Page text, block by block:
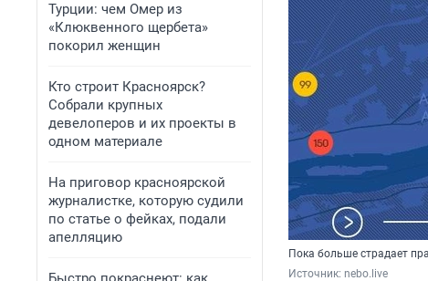
Турции: чем Омер из
«Клюквенного щербета»
покорил женщин
Кто строит Красноярск?
Собрали крупных
девелоперов и их проекты в
одном материале
На приговор красноярской
журналистке, которую судили
по статье о фейках, подали
апелляцию
Пока больше страдает
Источник: nebo.live